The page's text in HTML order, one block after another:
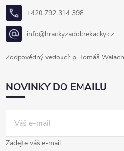
+420 792 314 398
info@hrackyzadobrekacky.cz
Zodpovědný vedoucí: p. Tomáš Walach
NOVINKY DO EMAILU
Zadejte váš e-mail.